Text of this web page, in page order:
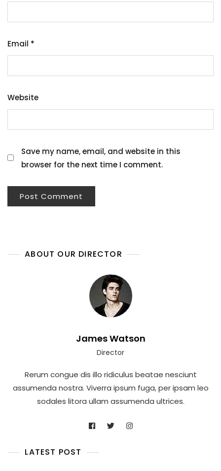
Email *
Website
Save my name, email, and website in this
browser for the next time I comment.
ABOUT OUR DIRECTOR
James Watson
Director
Rerum congue dis illo ridiculus beatae nesciunt
assumenda nostra. Viverra ipsum fuga, per ipsam leo
sodales litora ullam assumenda ultrices.
LATEST POST